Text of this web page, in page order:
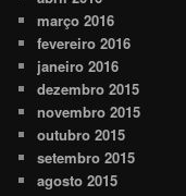
março 2016
fevereiro 2016
janeiro 2016
dezembro 2015
novembro 2015
outubro 2015
setembro 2015
agosto 2015